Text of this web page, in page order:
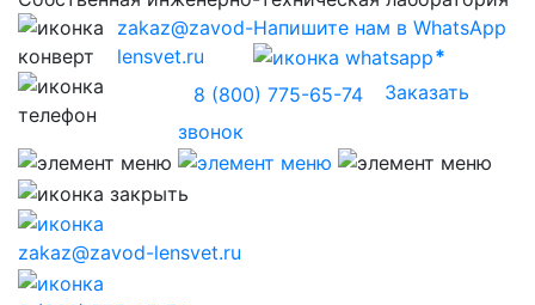
zakaz@zavod-
lensvet.ru
Напишите нам в WhatsApp
8 (800) 775-65-74
Заказать
звонок
zakaz@zavod-lensvet.ru